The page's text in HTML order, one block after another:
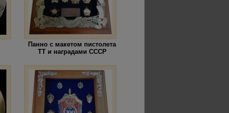
Панно с макетом пистолета
ТТ и наградами СССР